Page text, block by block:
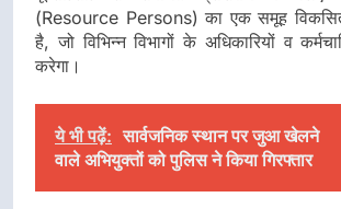
(Resource Persons) का एक समूह
है, जो विभिन्न विभागों के अधिकारियों व
करेगा।
ये भी पढ़ें: सार्वजनिक स्थान पर जुआ खेलने
वाले अभियुक्तों को पुलिस ने किया गिरफ्तार